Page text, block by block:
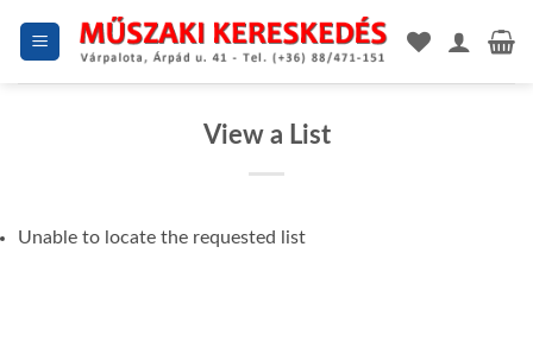
View a List
Unable to locate the requested list